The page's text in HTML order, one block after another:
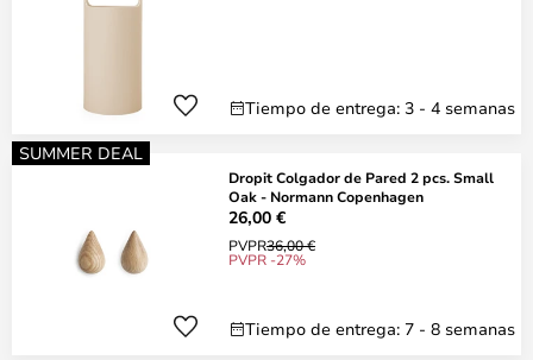
Tiempo de entrega: 3 - 4 semanas
SUMMER DEAL
Dropit Colgador de Pared 2 pcs. Small
Oak - Normann Copenhagen
26,00 €
PVPR36,00 €
PVPR -27%
Tiempo de entrega: 7 - 8 semanas